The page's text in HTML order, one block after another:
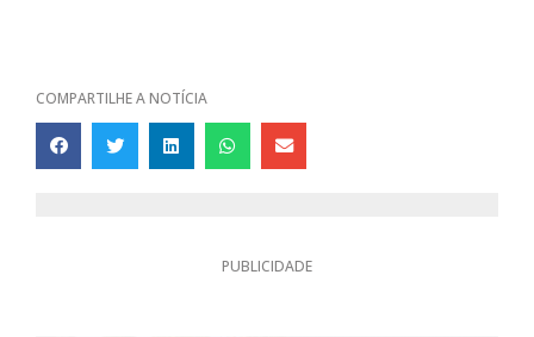
COMPARTILHE A NOTÍCIA
PUBLICIDADE